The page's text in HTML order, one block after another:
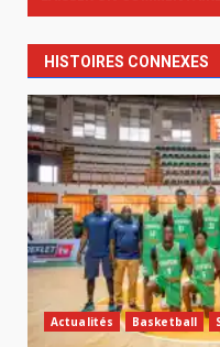
HISTOIRES CONNEXES
Actualités Basketball